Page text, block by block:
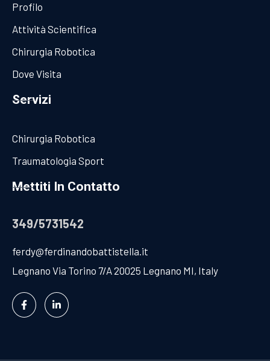
Profilo
Attività Scientifica
Chirurgia Robotica
Dove Visita
Servizi
Chirurgia Robotica
Traumatologia Sport
Mettiti In Contatto
349/5731542
ferdy@ferdinandobattistella.it
Legnano Via Torino 7/A 20025 Legnano MI, Italy